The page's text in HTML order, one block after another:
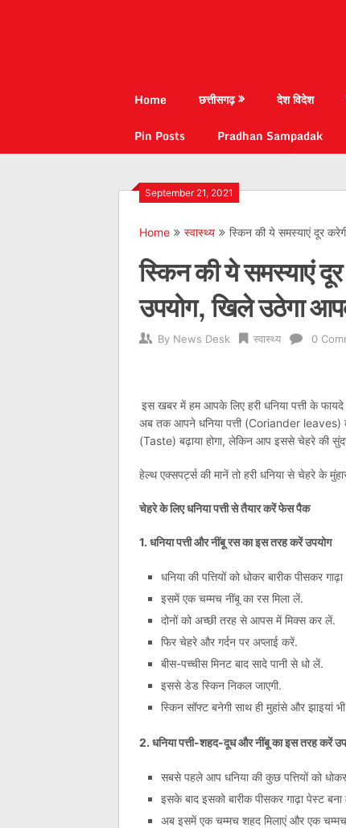
Home छत्तीसगढ़ देश विदेश
Pin Posts
Pradhan Sampadak
September 21, 2021
Home स्वास्थ्य स्किन की ये समस्याएं दूर
स्किन की ये समस्याएं
उपयोग, खिले उठेगा
By News Desk स्वास्थ्य 0
इस खबर में हम आपके लिए हरी धनिया पत्ती के फायदे
अब तक आपने धनिया पत्ती (Coriander leaves)
(Taste) बढ़ाया होगा, लेकिन आप इससे चेहरे की
हेल्थ एक्सपर्ट्स की मानें तो हरी धनिया से चेहरे के
चेहरे के लिए धनिया पत्ती से तैयार करें फेस पैक
1. धनिया पत्ती और नींबू रस का इस तरह करें उपयोग
धनिया की पत्तियों को धोकर बारीक पीसकर
इसमें एक चम्मच नींबू का रस मिला लें.
दोनों को अच्छी तरह से आपस में मिक्स कर लें.
फिर चेहरे और गर्दन पर अप्लाई करें.
बीस-पच्चीस मिनट बाद सादे पानी से धो लें.
इससे डेड स्किन निकल जाएगी.
स्किन सॉफ्ट बनेगी साथ ही मुहांसे और झाइयां
2. धनिया पत्ती-शहद-दूध और नींबू का इस तरह करें
सबसे पहले आप धनिया की कुछ पत्तियों को
इसके बाद इसको बारीक पीसकर गाढ़ा पेस्ट
अब इसमें एक चम्मच शहद मिलाएं और एक चम्मच